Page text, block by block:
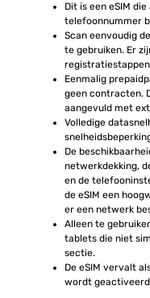
Dit is een eSIM
telefoonnummer
Scan eenvoudig
te gebruiken. Er
Eenmalig
geen contracten.
aangevuld met
Volledige
De
netwerkdekking,
en de
de eSIM een
er een netwerk
Alleen te
tablets die niet
sectie.
De eSIM vervalt
wordt